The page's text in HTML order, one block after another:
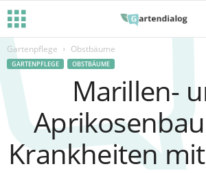
Gartenpflege Obstbäume
GARTENPFLEGE OBSTBÄUME
Marillen-
Krankheiten